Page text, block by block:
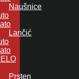
Naušnice
Lančić
Prsten